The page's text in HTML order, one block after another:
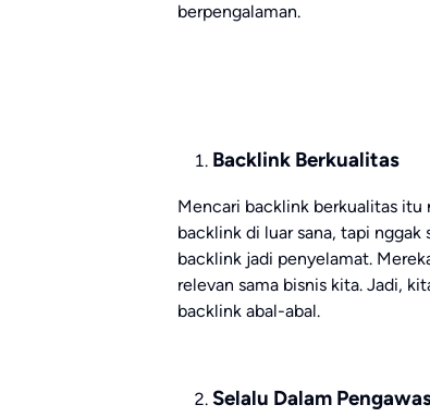
berpengalaman.
Backlink Berkualitas
Mencari backlink berkualitas itu
backlink di luar sana, tapi
backlink jadi penyelamat.
relevan sama bisnis kita. Jadi,
backlink abal-abal.
Selalu Dalam